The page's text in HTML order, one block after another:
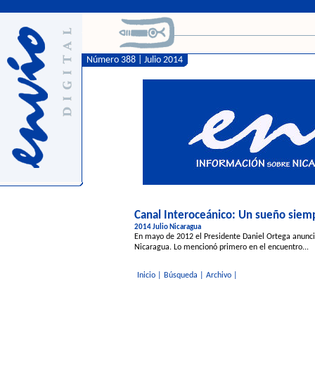
Número 388 | Julio 2014
Canal Interoceánico: Un sueño
2014 Julio Nicaragua
En mayo de 2012 el Presidente Daniel Ortega
Nicaragua. Lo mencionó primero en el encuentro...
Inicio| Búsqueda Archivo|